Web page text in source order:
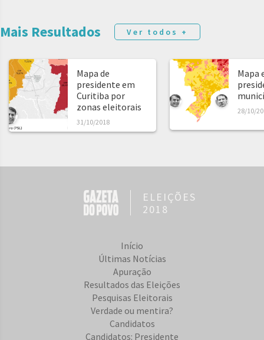
Mais Resultados Ver todos +
Mapa de
presidente em
Curitiba por
zonas eleitorais
31/10/2018
Mapa
28/10/
ELEIÇÕES
2018
Início
Últimas Notícias
Apuração
Resultados das Eleições
Pesquisas Eleitorais
Verdade ou mentira?
Candidatos
Candidatos: Presidente